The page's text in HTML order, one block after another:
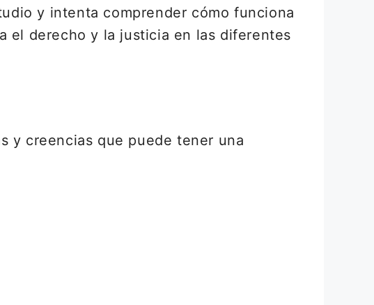
y intenta comprender cómo funciona
el derecho y la justicia en las diferentes
y creencias que puede tener una